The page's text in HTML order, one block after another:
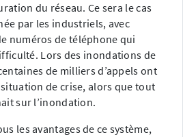
du réseau. Ce sera le cas
par les industriels, avec
numéros de téléphone qui
Lors des inondations de
de milliers d’appels ont
de crise, alors que tout
sur l’inondation.
les avantages de ce système,